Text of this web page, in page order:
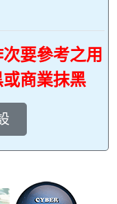
要參考之用
商業抹黑